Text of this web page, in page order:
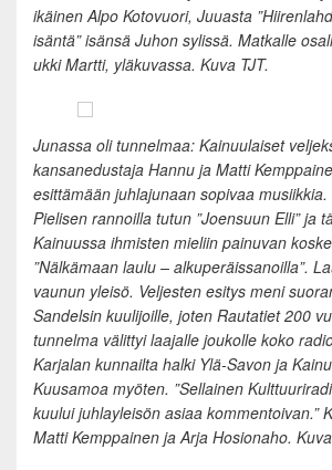
ikäinen Alpo Kotovuori, Juuasta
isäntä” isänsä Juhon sylissä. Matkalle
ukki Martti, yläkuvassa. Kuva TJT.
Junassa oli tunnelmaa: Kainuulaiset
kansanedustaja Hannu ja Matti
esittämään juhlajunaan sopivaa
Pielisen rannoilla tutun ”Joensuun Elli” ja
Kainuussa ihmisten mieliin painuvan
”Nälkämaan laulu – alkuperäissanoilla”.
vaunun yleisö. Veljesten esitys meni
Sandelsin kuulijoille, joten Rautatiet 200
tunnelma välittyi laajalle joukolle koko
Karjalan kunnailta halki Ylä-Savon ja
Kuusamoa myöten. ”Sellainen
kuului juhlayleisön asiaa kommentoivan.”
Matti Kemppainen ja Arja Hosionaho.